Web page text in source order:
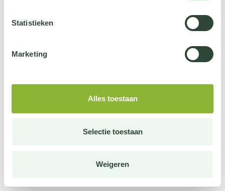
Statistieken
Marketing
Alles toestaan
Selectie toestaan
Weigeren